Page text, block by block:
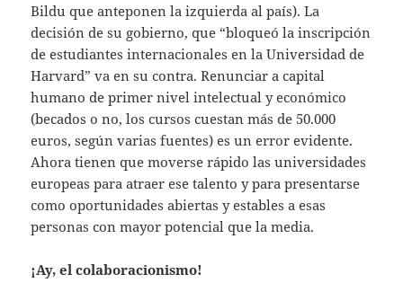
Bildu que anteponen la izquierda al país). La
decisión de su gobierno, que “bloqueó la inscripción
de estudiantes internacionales en la Universidad de
Harvard” va en su contra. Renunciar a capital
humano de primer nivel intelectual y económico
(becados o no, los cursos cuestan más de 50.000
euros, según varias fuentes) es un error evidente.
Ahora tienen que moverse rápido las universidades
europeas para atraer ese talento y para presentarse
como oportunidades abiertas y estables a esas
personas con mayor potencial que la media.
¡Ay, el colaboracionismo!